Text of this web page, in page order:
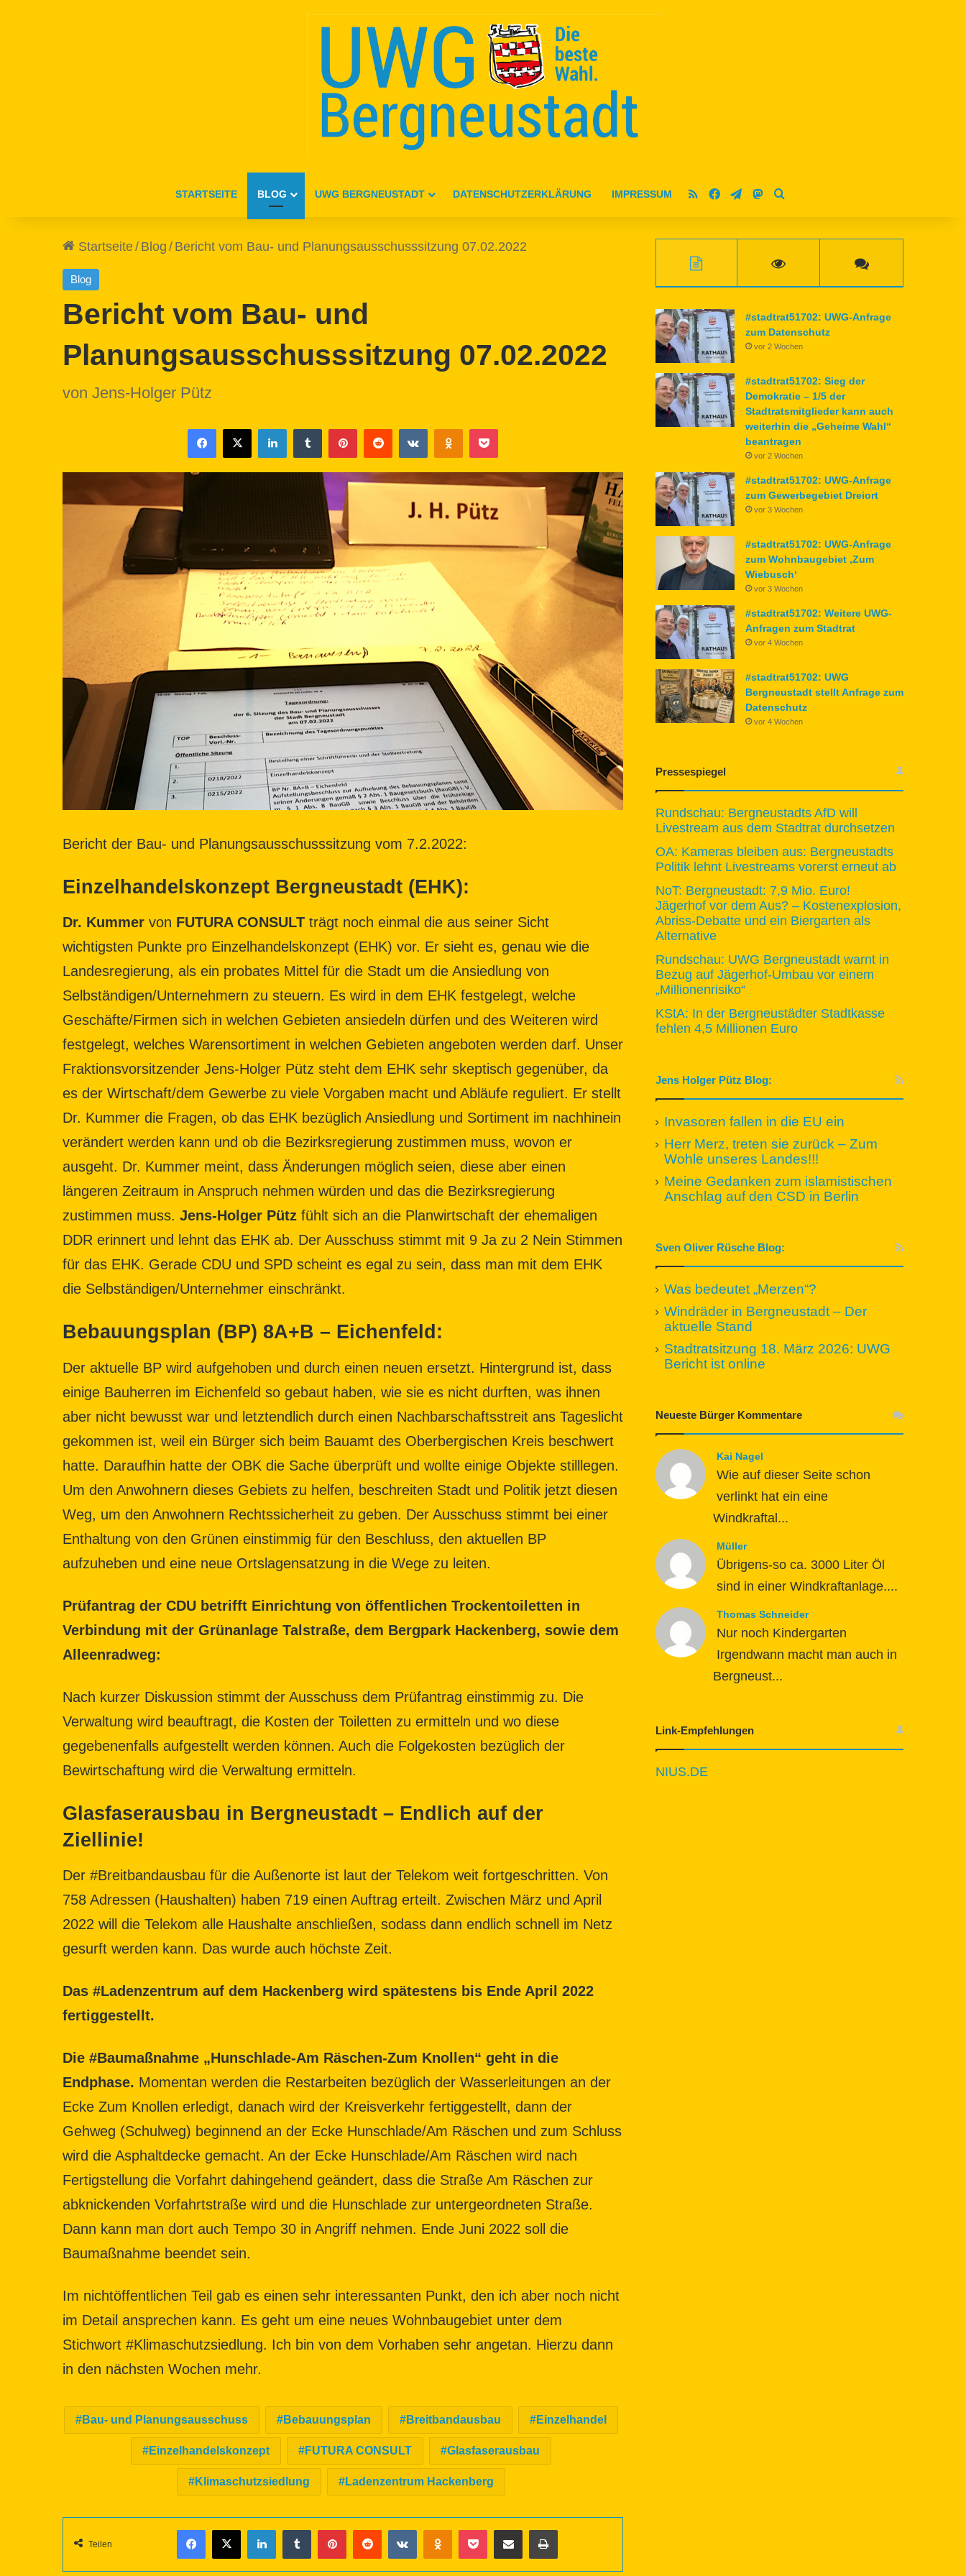
STARTSEITE BLOG UWG BERGNEUSTADT DATENSCHUTZERKLÄRUNG IMPRESSUM RSS FacebookTelegramMastodon
Startseite/ Blog / Bericht vom Bau- und Planungsausschusssitzung 07.02.2022
Blog
Bericht vom Bau- und
Planungsausschusssitzung 07.02.2022
von Jens-Holger Pütz
X LinkedIn VKontakte
Bericht der Bau- und Planungsausschusssitzung vom 7.2.2022:
Einzelhandelskonzept Bergneustadt (EHK):
Dr. Kummer von FUTURA CONSULT trägt noch einmal die aus seiner Sicht
wichtigsten Punkte pro Einzelhandelskonzept (EHK) vor. Er sieht es, genau wie die
Landesregierung, als ein probates Mittel für die Stadt um die Ansiedlung von
Selbständigen/Unternehmern zu steuern. Es wird in dem EHK festgelegt, welche
Geschäfte/Firmen sich in welchen Gebieten ansiedeln dürfen und des Weiteren wird
festgelegt, welches Warensortiment in welchen Gebieten angeboten werden darf. Unser
Fraktionsvorsitzender Jens-Holger Pütz steht dem EHK sehr skeptisch gegenüber, da
es der Wirtschaft/dem Gewerbe zu viele Vorgaben macht und Abläufe reguliert. Er stellt
Dr. Kummer die Fragen, ob das EHK bezüglich Ansiedlung und Sortiment im nachhinein
verändert werden kann und ob die Bezirksregierung zustimmen muss, wovon er
ausgeht. Dr. Kummer meint, dass Änderungen möglich seien, diese aber einen
längeren Zeitraum in Anspruch nehmen würden und das die Bezirksregierung
zustimmen muss. Jens-Holger Pütz fühlt sich an die Planwirtschaft der ehemaligen
DDR erinnert und lehnt das EHK ab. Der Ausschuss stimmt mit 9 Ja zu 2 Nein Stimmen
für das EHK. Gerade CDU und SPD scheint es egal zu sein, dass man mit dem EHK
die Selbständigen/Unternehmer einschränkt.
Bebauungsplan (BP) 8A+B – Eichenfeld:
Der aktuelle BP wird aufgehoben und durch einen neuen ersetzt. Hintergrund ist, dass
einige Bauherren im Eichenfeld so gebaut haben, wie sie es nicht durften, was ihnen
aber nicht bewusst war und letztendlich durch einen Nachbarschaftsstreit ans Tageslicht
gekommen ist, weil ein Bürger sich beim Bauamt des Oberbergischen Kreis beschwert
hatte. Daraufhin hatte der OBK die Sache überprüft und wollte einige Objekte stilllegen.
Um den Anwohnern dieses Gebiets zu helfen, beschreiten Stadt und Politik jetzt diesen
Weg, um den Anwohnern Rechtssicherheit zu geben. Der Ausschuss stimmt bei einer
Enthaltung von den Grünen einstimmig für den Beschluss, den aktuellen BP
aufzuheben und eine neue Ortslagensatzung in die Wege zu leiten.
Prüfantrag der CDU betrifft Einrichtung von öffentlichen Trockentoiletten in
Verbindung mit der Grünanlage Talstraße, dem Bergpark Hackenberg, sowie dem
Alleenradweg:
Nach kurzer Diskussion stimmt der Ausschuss dem Prüfantrag einstimmig zu. Die
Verwaltung wird beauftragt, die Kosten der Toiletten zu ermitteln und wo diese
gegebenenfalls aufgestellt werden können. Auch die Folgekosten bezüglich der
Bewirtschaftung wird die Verwaltung ermitteln.
Glasfaserausbau in Bergneustadt – Endlich auf der
Ziellinie!
Der #Breitbandausbau für die Außenorte ist laut der Telekom weit fortgeschritten. Von
758 Adressen (Haushalten) haben 719 einen Auftrag erteilt. Zwischen März und April
2022 will die Telekom alle Haushalte anschließen, sodass dann endlich schnell im Netz
gesurft werden kann. Das wurde auch höchste Zeit.
Das #Ladenzentrum auf dem Hackenberg wird spätestens bis Ende April 2022
fertiggestellt.
Die #Baumaßnahme „Hunschlade-Am Räschen-Zum Knollen“ geht in die
Endphase. Momentan werden die Restarbeiten bezüglich der Wasserleitungen an der
Ecke Zum Knollen erledigt, danach wird der Kreisverkehr fertiggestellt, dann der
Gehweg (Schulweg) beginnend an der Ecke Hunschlade/Am Räschen und zum Schluss
wird die Asphaltdecke gemacht. An der Ecke Hunschlade/Am Räschen wird nach
Fertigstellung die Vorfahrt dahingehend geändert, dass die Straße Am Räschen zur
abknickenden Vorfahrtstraße wird und die Hunschlade zur untergeordneten Straße.
Dann kann man dort auch Tempo 30 in Angriff nehmen. Ende Juni 2022 soll die
Baumaßnahme beendet sein.
Im nichtöffentlichen Teil gab es einen sehr interessanten Punkt, den ich aber noch nicht
im Detail ansprechen kann. Es geht um eine neues Wohnbaugebiet unter dem
Stichwort #Klimaschutzsiedlung. Ich bin von dem Vorhaben sehr angetan. Hierzu dann
in den nächsten Wochen mehr.
Bau- und Planungsausschuss Bebauungsplan Breitbandausbau Einzelhandel
Einzelhandelskonzept FUTURA CONSULT Glasfaserausbau
Klimaschutzsiedlung Ladenzentrum Hackenberg
Teilen
X LinkedIn VKontakte
#stadtrat51702: UWG-Anfrage
zum Datenschutz
vor 2 Wochen
#stadtrat51702: Sieg der
Demokratie – 1/5 der
Stadtratsmitglieder kann auch
weiterhin die „Geheime Wahl“
beantragen
vor 2 Wochen
#stadtrat51702: UWG-Anfrage
zum Gewerbegebiet Dreiort
vor 3 Wochen
#stadtrat51702: UWG-Anfrage
zum Wohnbaugebiet ‚Zum
Wiebusch‘
vor 3 Wochen
#stadtrat51702: Weitere UWG-
Anfragen zum Stadtrat
vor 4 Wochen
#stadtrat51702: UWG
Bergneustadt stellt Anfrage zum
Datenschutz
vor 4 Wochen
Pressespiegel
Rundschau: Bergneustadts AfD will
Livestream aus dem Stadtrat durchsetzen
OA: Kameras bleiben aus: Bergneustadts
Politik lehnt Livestreams vorerst erneut ab
NoT: Bergneustadt: 7,9 Mio. Euro!
Jägerhof vor dem Aus? – Kostenexplosion,
Abriss-Debatte und ein Biergarten als
Alternative
Rundschau: UWG Bergneustadt warnt in
Bezug auf Jägerhof-Umbau vor einem
„Millionenrisiko“
KStA: In der Bergneustädter Stadtkasse
fehlen 4,5 Millionen Euro
Jens Holger Pütz Blog:
Invasoren fallen in die EU ein
Herr Merz, treten sie zurück – Zum
Wohle unseres Landes!!!
Meine Gedanken zum islamistischen
Anschlag auf den CSD in Berlin
Sven Oliver Rüsche Blog:
Was bedeutet „Merzen“?
Windräder in Bergneustadt – Der
aktuelle Stand
Stadtratsitzung 18. März 2026: UWG
Bericht ist online
Neueste Bürger Kommentare
Kai Nagel
Wie auf dieser Seite schon
verlinkt hat ein eine
Windkraftal...
Müller
Übrigens-so ca. 3000 Liter Öl
sind in einer Windkraftanlage....
Thomas Schneider
Nur noch Kindergarten
Irgendwann macht man auch in
Bergneust...
Link-Empfehlungen
NIUS.DE